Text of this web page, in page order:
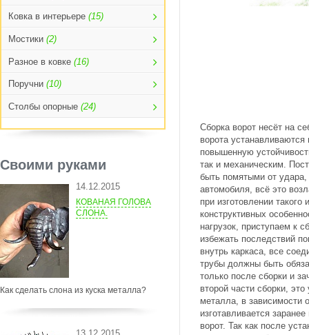
Ковка в интерьере (15)
Мостики (2)
Разное в ковке (16)
Поручни (10)
Столбы опорные (24)
Своими руками
14.12.2015
КОВАНАЯ ГОЛОВА
СЛОНА.
Как сделать слона из куска металла?
Сборка ворот несёт на
ворота
повышенную
так и механическим.
быть помятыми от удара,
автомобиля, всё это
при изготовлении
конструктивных
нагрузок, приступаем к
избежать последствий
внутрь каркаса, все
трубы должны быть
только после сборки и
второй части сборки,
металла, в зависимости
изготавливается
ворот. Так как после